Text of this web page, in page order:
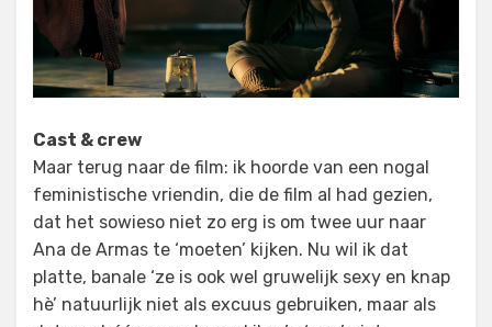
Cast & crew
Maar terug naar de film: ik hoorde van een nogal
feministische vriendin, die de film al had gezien,
dat het sowieso niet zo erg is om twee uur naar
Ana de Armas te ‘moeten’ kijken. Nu wil ik dat
platte, banale ‘ze is ook wel gruwelijk sexy en knap
hè’ natuurlijk niet als excuus gebruiken, maar als